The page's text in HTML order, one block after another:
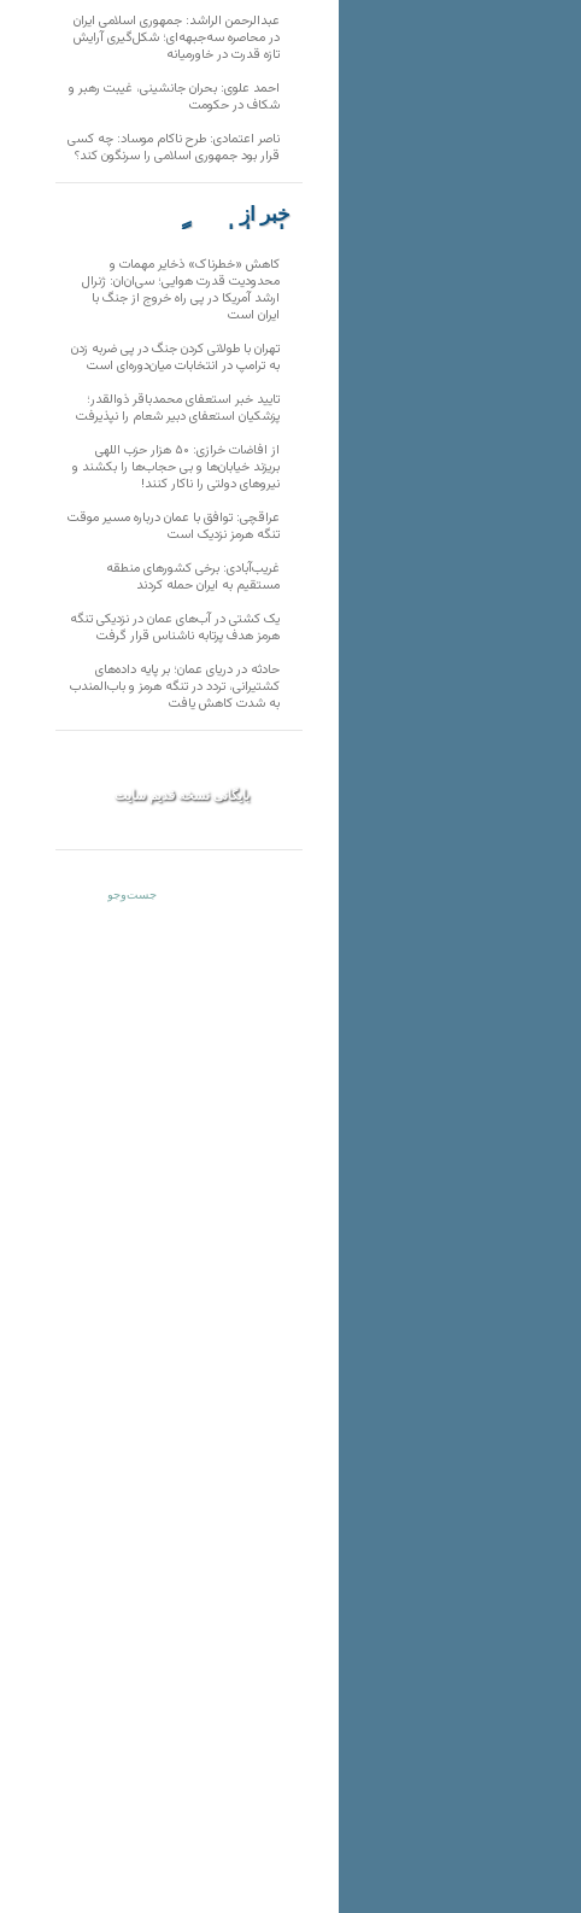
عبدالرحمن الراشد: جمهوری اسلامی ایران
در محاصره سه‌جبهه‌ای؛ شکل‌گیری آرایش
تازه قدرت در خاورمیانه
احمد علوی: بحران جانشینی، غیبت رهبر و
شکاف در حکومت
ناصر اعتمادی: طرح ناکام موساد: چه کسی
قرار بود جمهوری اسلامی را سرنگون کند؟
خبر از
تارنماهای دیگر
کاهش «خطرناک» ذخایر مهمات و
محدودیت قدرت هوایی؛ سی‌ان‌ان: ژنرال
ارشد آمریکا در پی راه خروج از جنگ با
ایران است
تهران با طولانی کردن جنگ در پی ضربه زدن
به ترامپ در انتخابات میان‌دوره‌ای است
تایید خبر استعفای محمدباقر ذوالقدر؛
پزشکیان استعفای دبیر شعام را نپذیرفت
از افاضات خرازی: ۵۰ هزار حزب اللهی
بریزند خیابان‌ها و بی حجاب‌ها را بکشند و
نیرو‌های دولتی را ناکار کنند!
عراقچی: توافق با عمان درباره مسیر موقت
تنگه هرمز نزدیک است
غریب‌آبادی: برخی کشورهای منطقه
مستقیم به ایران حمله کردند
یک کشتی در آب‌های عمان در نزدیکی تنگه
هرمز هدف پرتابه ناشناس قرار گرفت
حادثه در دریای عمان؛ بر پایه داده‌های
کشتیرانی، تردد در تنگه هرمز و باب‌المندب
به شدت کاهش یافت
بایگانی نسخه قدیم سایت